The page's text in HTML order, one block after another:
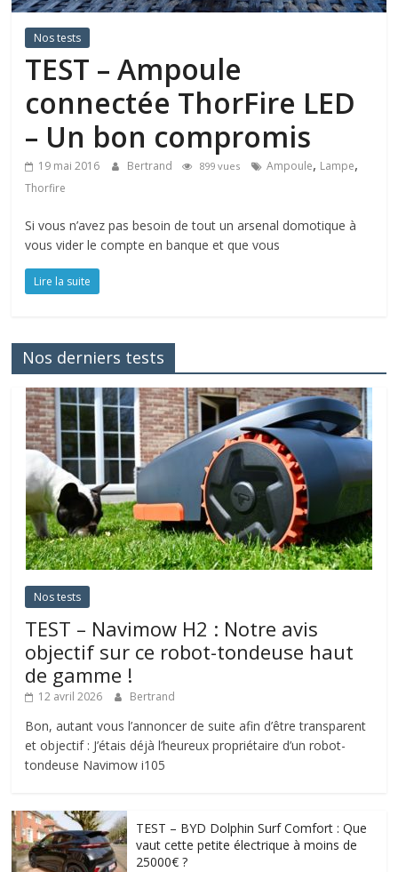
Nos tests
TEST – Ampoule
connectée ThorFire LED
– Un bon compromis
19 mai 2016 Bertrand 899 vues Ampoule, Lampe,
Thorfire
Si vous n’avez pas besoin de tout un arsenal domotique à
vous vider le compte en banque et que vous
Lire la suite
Nos derniers tests
Nos tests
TEST – Navimow H2 : Notre avis
objectif sur ce robot-tondeuse haut
de gamme !
12 avril 2026 Bertrand
Bon, autant vous l’annoncer de suite afin d’être transparent
et objectif : J’étais déjà l’heureux propriétaire d’un robot-
tondeuse Navimow i105
TEST – BYD Dolphin Surf Comfort : Que
vaut cette petite électrique à moins de
25000€ ?